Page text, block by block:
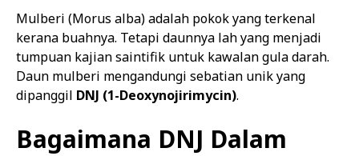
Mulberi (Morus alba) adalah pokok yang terkenal
kerana buahnya. Tetapi daunnya lah yang menjadi
tumpuan kajian saintifik untuk kawalan gula darah.
Daun mulberi mengandungi sebatian unik yang
dipanggil DNJ (1-Deoxynojirimycin).
Bagaimana DNJ Dalam